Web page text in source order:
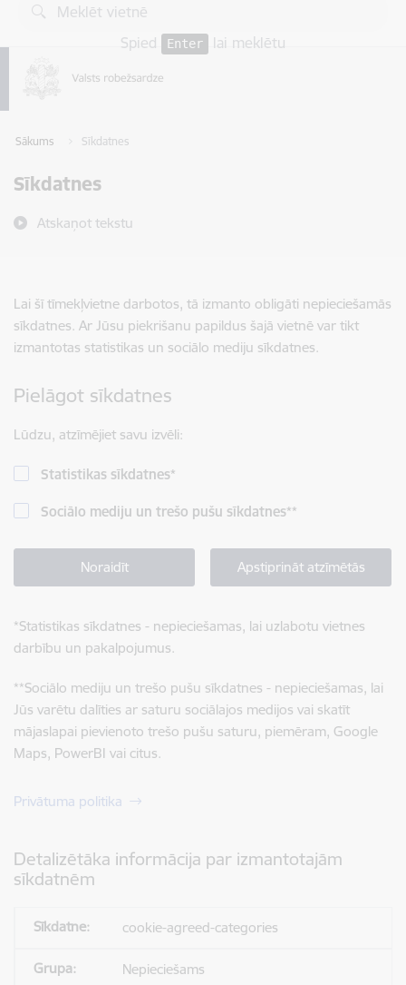
Pāriet uz lapas saturu
Spied
Enter lai meklētu
Sākums Sīkdatnes
Sīkdatnes
Atskaņot tekstu
Lai šī tīmekļvietne darbotos, tā izmanto obligāti nepieciešamās
sīkdatnes. Ar Jūsu piekrišanu papildus šajā vietnē var tikt
izmantotas statistikas un sociālo mediju sīkdatnes.
Pielāgot sīkdatnes
Lūdzu, atzīmējiet savu izvēli:
Statistikas sīkdatnes*
Sociālo mediju un trešo pušu sīkdatnes**
Noraidīt Apstiprināt atzīmētās
*Statistikas sīkdatnes - nepieciešamas, lai uzlabotu vietnes
darbību un pakalpojumus.
**Sociālo mediju un trešo pušu sīkdatnes - nepieciešamas, lai
Jūs varētu dalīties ar saturu sociālajos medijos vai skatīt
mājaslapai pievienoto trešo pušu saturu, piemēram, Google
Maps, PowerBI vai citus.
Privātuma politika
Detalizētāka informācija par izmantotajām
sīkdatnēm
cookie-agreed-categories
Nepieciešams